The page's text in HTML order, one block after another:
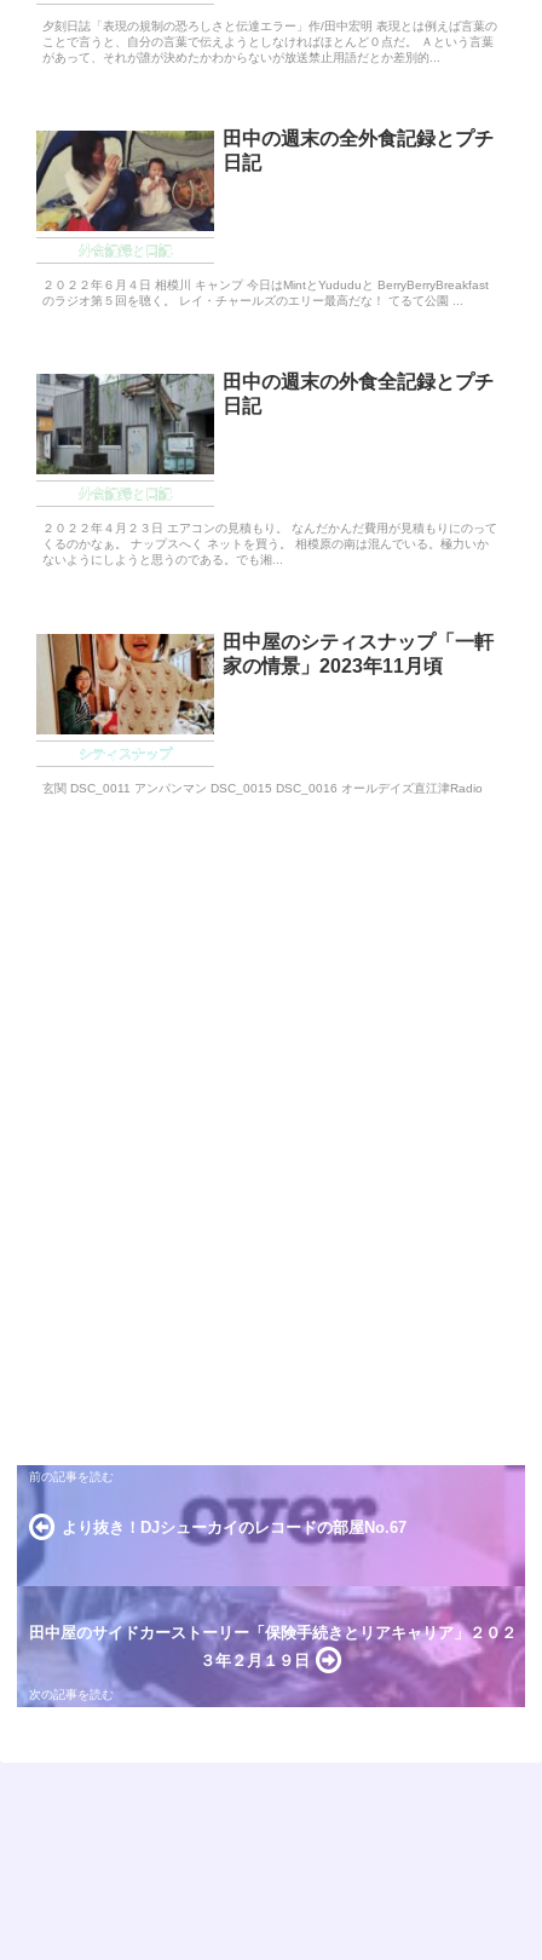
夕刻日誌「表現の規制の恐ろしさと伝達エラー」作/田中宏明 表現とは例えば言葉の
ことで言うと、自分の言葉で伝えようとしなければほとんど０点だ。 Ａという言葉
があって、それが誰が決めたかわからないが放送禁止用語だとか差別的...
外食記録と日記
田中の週末の全外食記録とプチ
日記
２０２２年６月４日 相模川 キャンプ 今日はMintとYududuと BerryBerryBreakfast
のラジオ第５回を聴く。 レイ・チャールズのエリー最高だな！ てるて公園 ...
外食記録と日記
田中の週末の外食全記録とプチ
日記
２０２２年４月２３日 エアコンの見積もり。 なんだかんだ費用が見積もりにのって
くるのかなぁ。 ナップスへく ネットを買う。 相模原の南は混んでいる。極力いか
ないようにしようと思うのである。でも湘...
シティスナップ
田中屋のシティスナップ「一軒
家の情景」2023年11月頃
玄関 DSC_0011 アンパンマン DSC_0015 DSC_0016 オールデイズ直江津Radio
より抜き！DJシューカイのレコードの部屋No.67
田中屋のサイドカーストーリー「保険手続きとリアキャリア」２０２
３年２月１９日